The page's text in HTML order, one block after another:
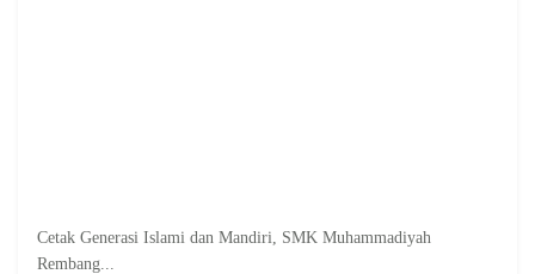
Cetak Generasi Islami dan Mandiri, SMK Muhammadiyah
Rembang...